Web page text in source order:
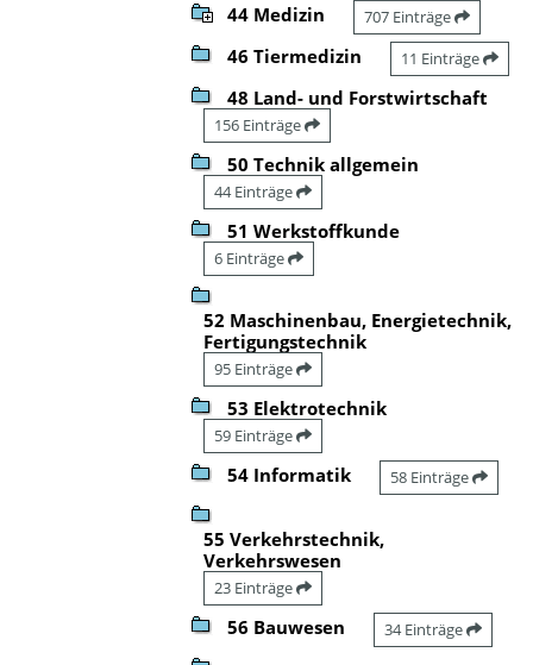
44 Medizin 707 Einträge
46 Tiermedizin 11 Einträge
48 Land- und Forstwirtschaft
156 Einträge
50 Technik allgemein
44 Einträge
51 Werkstoffkunde
6 Einträge
52 Maschinenbau, Energietechnik,
Fertigungstechnik
95 Einträge
53 Elektrotechnik
59 Einträge
54 Informatik 58 Einträge
55 Verkehrstechnik,
Verkehrswesen
23 Einträge
56 Bauwesen 34 Einträge